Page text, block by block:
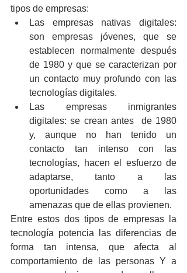
tipos de empresas:
Las empresas nativas digitales:
son empresas jóvenes, que se
establecen normalmente después
de 1980 y que se caracterizan por
un contacto muy profundo con las
tecnologías digitales.
Las empresas inmigrantes
digitales: se crean antes  de 1980
y, aunque no han tenido un
contacto tan intenso con las
tecnologías, hacen el esfuerzo de
adaptarse, tanto a las
oportunidades como a las
amenazas que de ellas provienen.
Entre estos dos tipos de empresas la
tecnología potencia las diferencias de
forma tan intensa, que afecta al
comportamiento de las personas Y a